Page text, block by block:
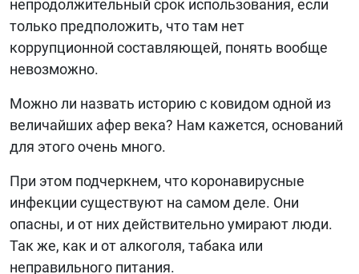
непродолжительный срок использования, если
только предположить, что там нет
коррупционной составляющей, понять вообще
невозможно.
Можно ли назвать историю с ковидом одной из
величайших афер века? Нам кажется, оснований
для этого очень много.
При этом подчеркнем, что коронавирусные
инфекции существуют на самом деле. Они
опасны, и от них действительно умирают люди.
Так же, как и от алкоголя, табака или
неправильного питания.